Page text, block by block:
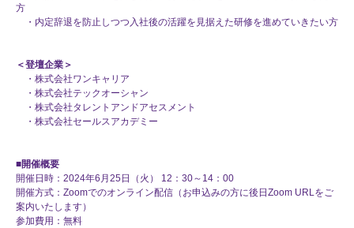
方
・内定辞退を防止しつつ入社後の活躍を見据えた研修を進めていきたい方
＜登壇企業＞
・株式会社ワンキャリア
・株式会社テックオーシャン
・株式会社タレントアンドアセスメント
・株式会社セールスアカデミー
■開催概要
開催日時：2024年6月25日（火） 12：30～14：00
開催方式：Zoomでのオンライン配信（お申込みの方に後日Zoom URLをご
案内いたします）
参加費用：無料